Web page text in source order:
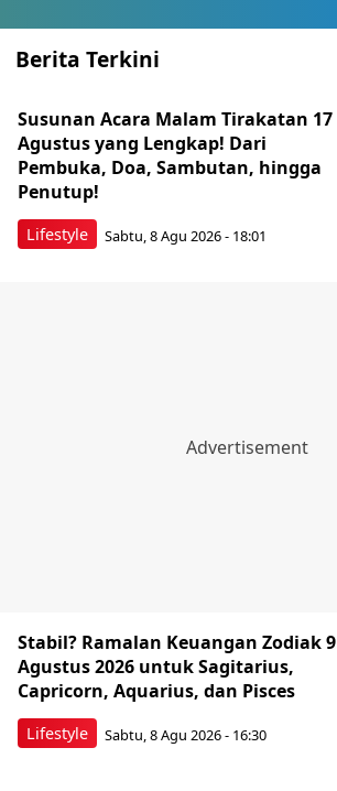
Berita Terkini
Lifestyle
Susunan Acara Malam Tirakatan 17
Agustus yang Lengkap! Dari
Pembuka, Doa, Sambutan, hingga
Penutup!
Sabtu, 8 Agu 2026 - 18:01
Lifestyle
Stabil? Ramalan Keuangan Zodiak 9
Agustus 2026 untuk Sagitarius,
Capricorn, Aquarius, dan Pisces
Sabtu, 8 Agu 2026 - 16:30